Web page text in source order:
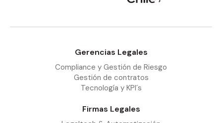
Gerencias Legales
Compliance y Gestión de Riesgo
Gestión de contratos
Tecnología y KPI´s
Firmas Legales